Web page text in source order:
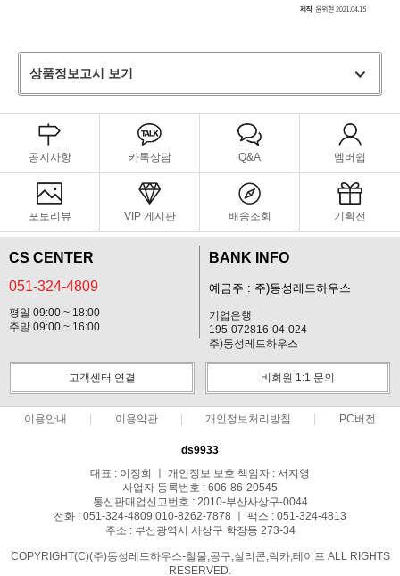
상품정보고시 보기
공지사항 카톡상담 Q&A 멤버쉽
포토리뷰 VIP 게시판 배송조회 기획전
CS CENTER
051-324-4809
평일 09:00 ~ 18:00
주말 09:00 ~ 16:00
BANK INFO
예금주 : 주)동성레드하우스
기업은행
195-072816-04-024
주)동성레드하우스
고객센터 연결 비회원 1:1 문의
이용안내 이용약관 개인정보처리방침 PC버전
ds9933
대표 : 이정희 ㅣ 개인정보 보호 책임자 : 서지영
사업자 등록번호 : 606-86-20545
통신판매업신고번호 : 2010-부산사상구-0044
전화 : 051-324-4809,010-8262-7878 ㅣ 팩스 : 051-324-4813
주소 : 부산광역시 사상구 학장동 273-34
COPYRIGHT(C)(주)동성레드하우스-철물,공구,실리콘,락카,테이프 ALL RIGHTS
RESERVED.